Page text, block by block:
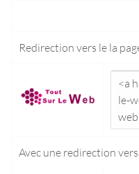
Redirection vers le la
Avec une redirection